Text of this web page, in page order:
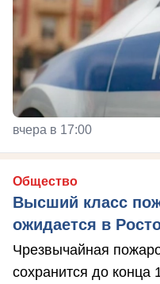
вчера в 17:00
Общество
Высший класс
ожидается в
Чрезвычайная
сохранится до конца